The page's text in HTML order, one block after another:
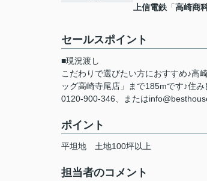
上信電鉄 「高崎商
セールスポイント
■現況渡し
こだわりで選びたい方におすすめ♪
ッグ高崎寺尾店」まで185mです♪住
0120-900-346、または
ポイント
平坦地 土地100坪以上
担当者のコメント